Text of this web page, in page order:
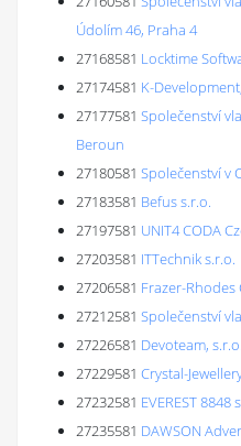
Údolím 46, Praha 4
27168581 Locktime
27174581 K-
27177581 Společenství
Beroun
27180581 Společenství v
27183581 Befus s.r.o.
27197581 UNIT4 CODA
27203581 ITTechnik s.r.o.
27206581 Frazer-Rhodes
27212581 Společenství
27226581 Devoteam, s.r.o.
27229581 Crystal-
27232581 EVEREST 8848
27235581 DAWSON